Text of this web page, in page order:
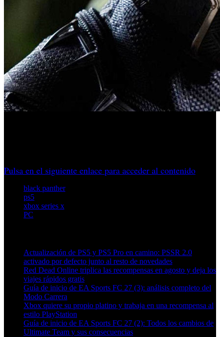
Pulsa en el siguiente enlace para acceder al contenido
black panther
ps5
xbox series x
PC
Actualización de PS5 y PS5 Pro en camino: PSSR 2.0
activado por defecto junto al resto de novedades
Red Dead Online triplica las recompensas en agosto y deja los
viajes rápidos gratis
Guía de inicio de EA Sports FC 27 (3): análisis completo del
Modo Carrera
Xbox quiere su propio platino y trabaja en una recompensa al
estilo PlayStation
Guía de inicio de EA Sports FC 27 (2): Todos los cambios de
Ultimate Team y sus consecuencias